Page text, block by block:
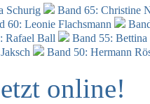
Schurig
Band 65: Christine
60: Leonie Flachsmann
Rafael Ball
Band 55:
Band 50: Hermann
online!